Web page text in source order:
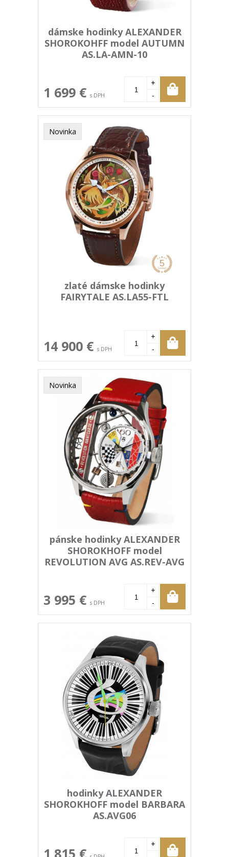
dámske hodinky ALEXANDER
SHOROKOHFF model AUTUMN
AS.LA-AMN-10
1 699 € s DPH
+
-
Novinka
zlaté dámske hodinky
FAIRYTALE AS.LA55-FTL
14 900 € s DPH
+
-
Novinka
pánske hodinky ALEXANDER
SHOROKHOFF model
REVOLUTION AVG AS.REV-AVG
3 995 € s DPH
+
-
hodinky ALEXANDER
SHOROKHOFF model BARBARA
AS.AVG06
1 815 €
+